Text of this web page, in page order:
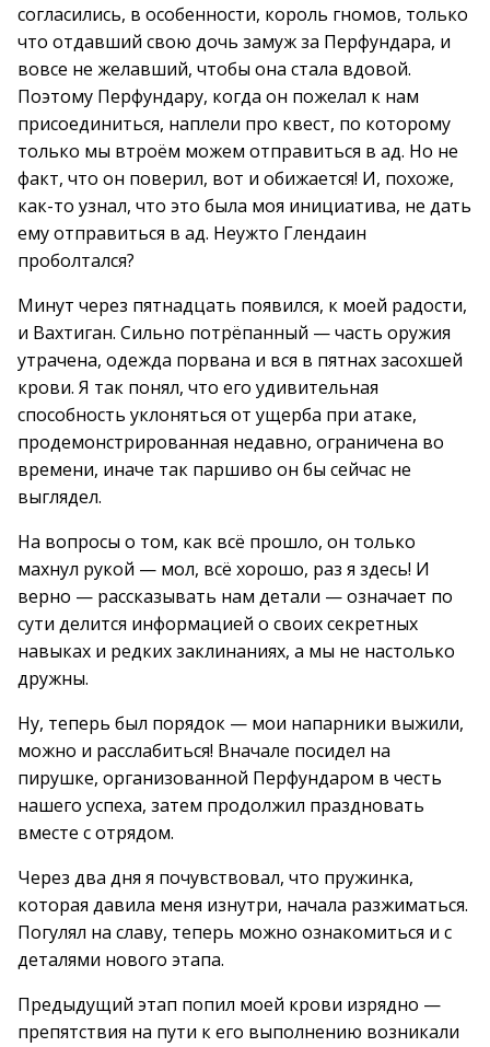
согласились, в особенности, король гномов, только
что отдавший свою дочь замуж за Перфундара, и
вовсе не желавший, чтобы она стала вдовой.
Поэтому Перфундару, когда он пожелал к нам
присоединиться, наплели про квест, по которому
только мы втроём можем отправиться в ад. Но не
факт, что он поверил, вот и обижается! И, похоже,
как-то узнал, что это была моя инициатива, не дать
ему отправиться в ад. Неужто Глендаин
проболтался?
Минут через пятнадцать появился, к моей радости,
и Вахтиган. Сильно потрёпанный — часть оружия
утрачена, одежда порвана и вся в пятнах засохшей
крови. Я так понял, что его удивительная
способность уклоняться от ущерба при атаке,
продемонстрированная недавно, ограничена во
времени, иначе так паршиво он бы сейчас не
выглядел.
На вопросы о том, как всё прошло, он только
махнул рукой — мол, всё хорошо, раз я здесь! И
верно — рассказывать нам детали — означает по
сути делится информацией о своих секретных
навыках и редких заклинаниях, а мы не настолько
дружны.
Ну, теперь был порядок — мои напарники выжили,
можно и расслабиться! Вначале посидел на
пирушке, организованной Перфундаром в честь
нашего успеха, затем продолжил праздновать
вместе с отрядом.
Через два дня я почувствовал, что пружинка,
которая давила меня изнутри, начала разжиматься.
Погулял на славу, теперь можно ознакомиться и с
деталями нового этапа.
Предыдущий этап попил моей крови изрядно —
препятствия на пути к его выполнению возникали